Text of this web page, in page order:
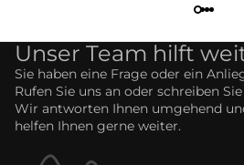
Unser Team hilft
Sie haben eine Frage oder ein
Rufen Sie uns an oder schreiben Sie
Wir antworten Ihnen umgehend
helfen Ihnen gerne weiter.